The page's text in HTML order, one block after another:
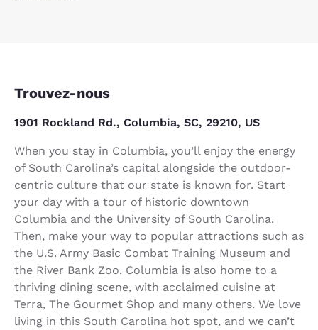
Trouvez-nous
1901 Rockland Rd., Columbia, SC, 29210, US
When you stay in Columbia, you’ll enjoy the energy
of South Carolina’s capital alongside the outdoor-
centric culture that our state is known for. Start
your day with a tour of historic downtown
Columbia and the University of South Carolina.
Then, make your way to popular attractions such as
the U.S. Army Basic Combat Training Museum and
the River Bank Zoo. Columbia is also home to a
thriving dining scene, with acclaimed cuisine at
Terra, The Gourmet Shop and many others. We love
living in this South Carolina hot spot, and we can’t